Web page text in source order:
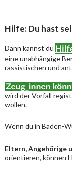
Hilfe: Du hast
Dann kannst du
eine unabhängige
rassistischen und
wird der Vorfall
wollen.
Wenn du in Baden-
Eltern, Angehörige
orientieren, können